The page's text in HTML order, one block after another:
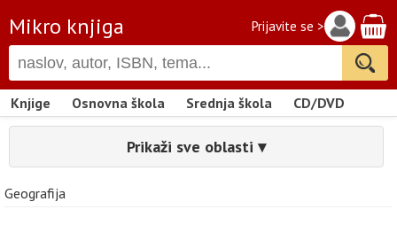
Mikro knjiga Prijavite se >
Knjige Osnovna škola Srednja škola CD/DVD
Prikaži sve oblasti ▾
Geografija